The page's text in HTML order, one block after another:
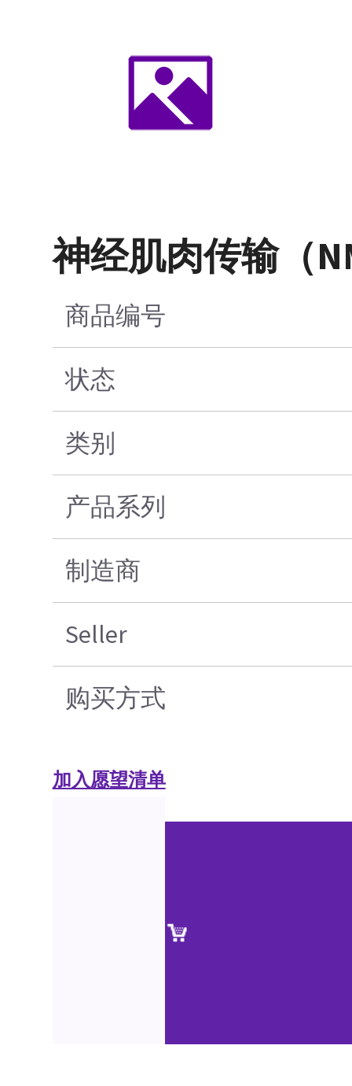
神经肌肉传输（
商品编号
状态
类别
产品系列
制造商
Seller
购买方式
加入愿望清单